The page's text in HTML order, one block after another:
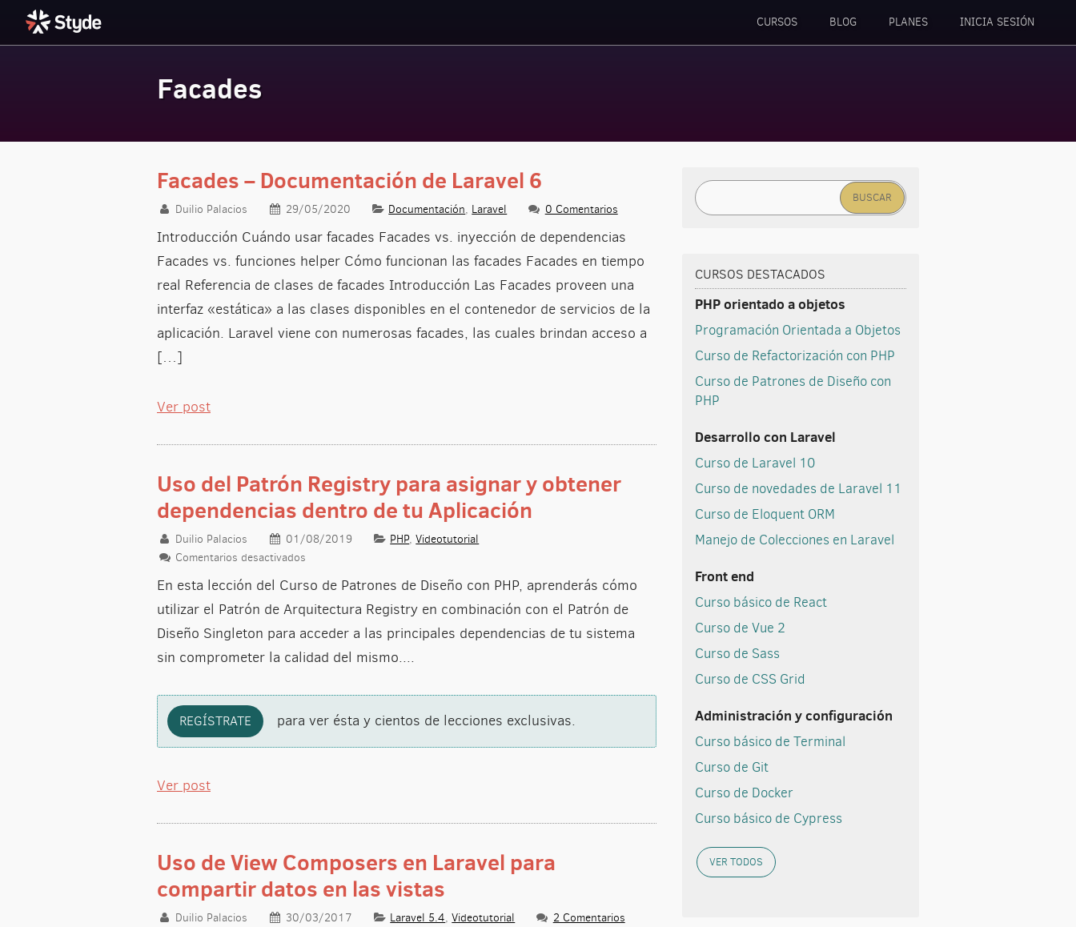
Styde.net
CURSOS BLOG PLANES INICIA SESIÓN
Facades
Facades – Documentación de Laravel 6
Duilio Palacios 29/05/2020 Documentación, Laravel 0 Comentarios
Introducción Cuándo usar facades Facades vs. inyección de dependencias
Facades vs. funciones helper Cómo funcionan las facades Facades en tiempo
real Referencia de clases de facades Introducción Las Facades proveen una
interfaz «estática» a las clases disponibles en el contenedor de servicios de la
aplicación. Laravel viene con numerosas facades, las cuales brindan acceso a
[…]
Ver post
Uso del Patrón Registry para asignar y obtener
dependencias dentro de tu Aplicación
Duilio Palacios 01/08/2019 PHP,Videotutorial
Comentarios desactivados
en Uso del Patrón Registry para asignar y obtener dependencias dentro de tu Aplicación
En esta lección del Curso de Patrones de Diseño con PHP, aprenderás cómo
utilizar el Patrón de Arquitectura Registry en combinación con el Patrón de
Diseño Singleton para acceder a las principales dependencias de tu sistema
sin comprometer la calidad del mismo....
REGÍSTRATE para ver ésta y cientos de lecciones exclusivas.
Ver post
Uso de View Composers en Laravel para
compartir datos en las vistas
Duilio Palacios 30/03/2017 Laravel 5.4,Videotutorial 2 Comentarios
Buscar:
CURSOS DESTACADOS
PHP orientado a objetos
Programación Orientada a Objetos
Curso de Refactorización con PHP
Curso de Patrones de Diseño con
PHP
Desarrollo con Laravel
Curso de Laravel 10
Curso de novedades de Laravel 11
Curso de Eloquent ORM
Manejo de Colecciones en Laravel
Front end
Curso básico de React
Curso de Vue 2
Curso de Sass
Curso de CSS Grid
Administración y configuración
Curso básico de Terminal
Curso de Git
Curso de Docker
Curso básico de Cypress
VER TODOS